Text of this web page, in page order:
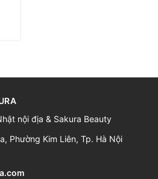
nội địa & Sakura Beauty
Phường Kim Liên, Tp. Hà Nội